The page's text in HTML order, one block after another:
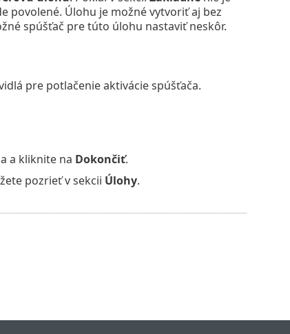
povolené. Úlohu je možné vytvoriť aj bez
spúšťač pre túto úlohu nastaviť neskôr.
pre potlačenie aktivácie spúšťača.
a kliknite na Dokončiť.
pozrieť v sekcii Úlohy.